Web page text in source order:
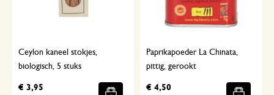
Ceylon kaneel stokjes,
biologisch, 5 stuks
€ 3,95
Paprikapoeder La Chinata,
pittig, gerookt
€ 4,50